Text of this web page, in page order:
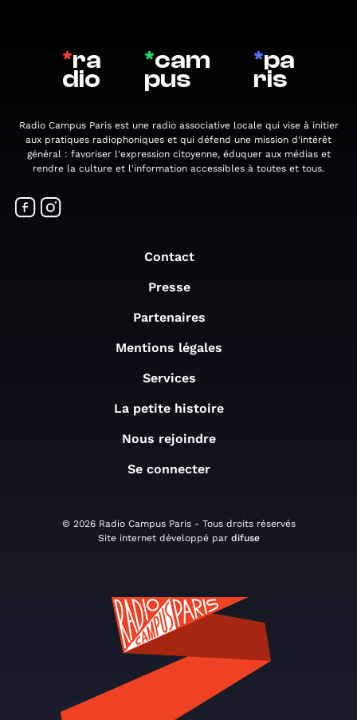
*ra
dio
*cam
pus
*pa
ris
Radio Campus Paris est une radio associative locale qui vise à initier
aux pratiques radiophoniques et qui défend une mission d'intérêt
général : favoriser l'expression citoyenne, éduquer aux médias et
rendre la culture et l'information accessibles à toutes et tous.
Contact
Presse
Partenaires
Mentions légales
Services
La petite histoire
Nous rejoindre
Se connecter
© 2026 Radio Campus Paris - Tous droits réservés
Site internet développé par difuse